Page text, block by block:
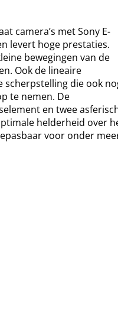
camera’s met Sony E-
levert hoge prestaties.
bewegingen van de
Ook de lineaire
die ook
te nemen. De
en twee
helderheid over
voor onder